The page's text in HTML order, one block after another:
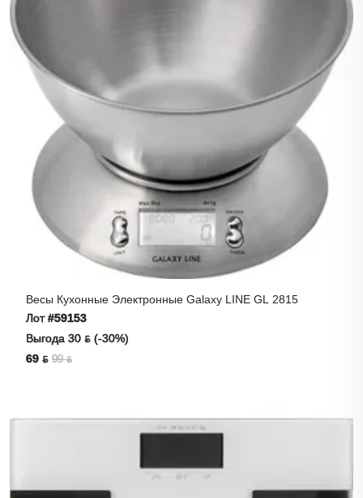
Весы Кухонные Электронные Galaxy LINE GL 2815
Лот#59153
Выгода 30 ƃ (-30%)
69 ƃ 99 ƃ